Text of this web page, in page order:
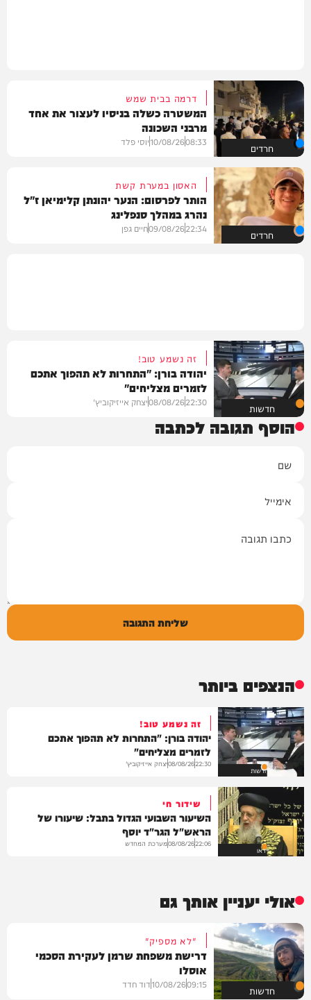
חרדים
דרמה בבית שמש
המשטרה כשלה בניסיו לעצור את אחד
מרבני השכונה
08:33
10/08/26יוסי פלד
חרדים
האסון במערת קשת
הותר לפרסום: הנער יהונתן קלימיאן ז"ל
נהרג במהלך סנפלינג
22:34
09/08/26חיים גפן
חדשות
זה נשמע טוב!
יהודה בורן: "התחרות לא תהפוך אתכם
לזמרים מצליחים"
22:30
08/08/26יצחק אייזיקוביץ'
הוסף תגובה לכתבה
שליחת התגובה
הנצפים ביותר
חדשות
זה נשמע טוב!
יהודה בורן: "התחרות לא תהפוך אתכם
לזמרים מצליחים"
22:30
08/08/26יצחק אייזיקוביץ'
וידאו
שידור חי
השיעור השבועי הגדול בתבל: שיעורו של
הראש"ל הגר"ד יוסף
22:06
08/08/26מערכת המחדש
אולי יעניין אותך גם
חדשות
"לא מספיק"
דרישת משפחת שרמן לעקירת הסכמי
אוסלו
09:15
10/08/26דוד חדד